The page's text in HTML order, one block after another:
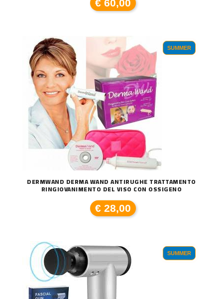
€ 60,00
SUMMER
DERMWAND DERMA WAND ANTIRUGHE TRATTAMENTO
RINGIOVANIMENTO DEL VISO CON OSSIGENO
€ 28,00
SUMMER